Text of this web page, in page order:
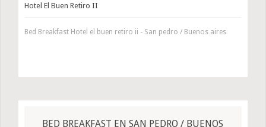
Hotel El Buen Retiro II
Bed Breakfast Hotel el buen retiro ii - San pedro / Buenos aires
BED BREAKFAST EN SAN PEDRO / BUENOS